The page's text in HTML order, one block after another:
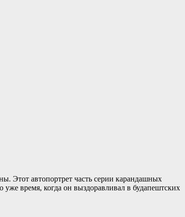
Этот автопортрет часть серии карандашных
время, когда он выздоравливал в будапештских